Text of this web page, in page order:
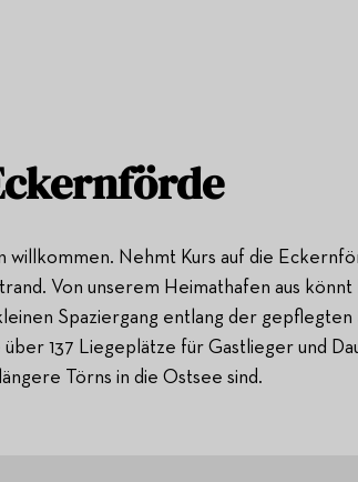
Nehmt Kurs auf die
Von unserem Heimathafen aus
Spaziergang entlang der
137 Liegeplätze für Gastlieger und
Törns in die Ostsee sind.